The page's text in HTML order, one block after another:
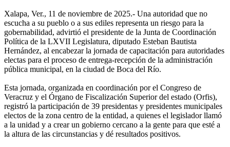
Xalapa, Ver., 11 de noviembre de 2025.- Una autoridad que no
escucha a su pueblo o a sus ediles representa un riesgo para la
gobernabilidad, advirtió el presidente de la Junta de Coordinación
Política de la LXVII Legislatura, diputado Esteban Bautista
Hernández, al encabezar la jornada de capacitación para autoridades
electas para el proceso de entrega-recepción de la administración
pública municipal, en la ciudad de Boca del Río.
Esta jornada, organizada en coordinación por el Congreso de
Veracruz y el Órgano de Fiscalización Superior del estado (Orfis),
registró la participación de 39 presidentas y presidentes municipales
electos de la zona centro de la entidad, a quienes el legislador llamó
a la unidad y a crear un gobierno cercano a la gente para que esté a
la altura de las circunstancias y dé resultados positivos.